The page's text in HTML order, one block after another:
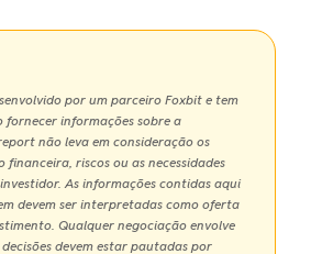
por um parceiro Foxbit e tem
fornecer informações sobre a
não leva em consideração os
financeira, riscos ou as necessidades
As informações contidas aqui
devem ser interpretadas como oferta
Qualquer negociação envolve
devem estar pautadas por